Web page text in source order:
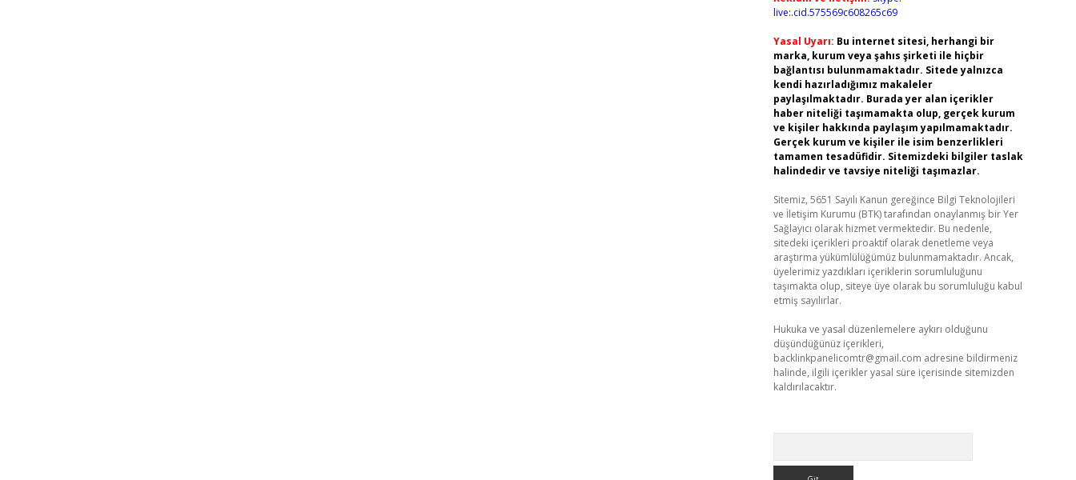
live:.cid.575569c608265c69
Yasal Uyarı: Bu internet sitesi, herhangi bir
marka, kurum veya şahıs şirketi ile hiçbir
bağlantısı bulunmamaktadır. Sitede yalnızca
kendi hazırladığımız makaleler
paylaşılmaktadır. Burada yer alan içerikler
haber niteliği taşımamakta olup, gerçek kurum
ve kişiler hakkında paylaşım yapılmamaktadır.
Gerçek kurum ve kişiler ile isim benzerlikleri
tamamen tesadüfidir. Sitemizdeki bilgiler taslak
halindedir ve tavsiye niteliği taşımazlar.
Sitemiz, 5651 Sayılı Kanun gereğince Bilgi Teknolojileri
ve İletişim Kurumu (BTK) tarafından onaylanmış bir Yer
Sağlayıcı olarak hizmet vermektedir. Bu nedenle,
sitedeki içerikleri proaktif olarak denetleme veya
araştırma yükümlülüğümüz bulunmamaktadır. Ancak,
üyelerimiz yazdıkları içeriklerin sorumluluğunu
taşımakta olup, siteye üye olarak bu sorumluluğu kabul
etmiş sayılırlar.
Hukuka ve yasal düzenlemelere aykırı olduğunu
düşündüğünüz içerikleri,
backlinkpanelicomtr@gmail.com adresine bildirmeniz
halinde, ilgili içerikler yasal süre içerisinde sitemizden
kaldırılacaktır.